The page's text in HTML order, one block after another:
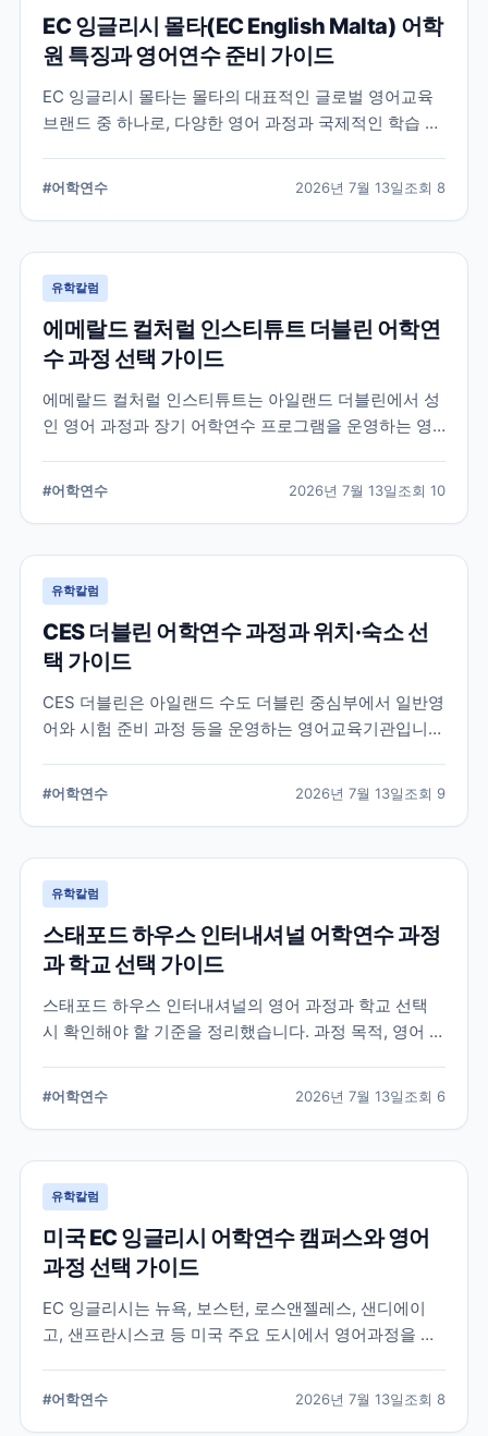
EC 잉글리시 몰타(EC English Malta) 어학
원 특징과 영어연수 준비 가이드
EC 잉글리시 몰타는 몰타의 대표적인 글로벌 영어교육
브랜드 중 하나로, 다양한 영어 과정과 국제적인 학습 환
습니다.
#어학연수 2026년 7월 13일조회 8
유학칼럼
에메랄드 컬처럴 인스티튜트 더블린 어학연
수 과정 선택 가이드
에메랄드 컬처럴 인스티튜트는 아일랜드 더블린에서 성
인 영어 과정과 장기 어학연수 프로그램을 운영하는 영
기준을 정리합니다.
#어학연수 2026년 7월 13일조회 10
유학칼럼
CES 더블린 어학연수 과정과 위치·숙소 선
택 가이드
CES 더블린은 아일랜드 수도 더블린 중심부에서 일반영
어와 시험 준비 과정 등을 운영하는 영어교육기관입니
#어학연수 2026년 7월 13일조회 9
유학칼럼
스태포드 하우스 인터내셔널 어학연수 과정
과 학교 선택 가이드
스태포드 하우스 인터내셔널의 영어 과정과 학교 선택
시 확인해야 할 기준을 정리했습니다. 과정 목적, 영어 수
#어학연수 2026년 7월 13일조회 6
유학칼럼
미국 EC 잉글리시 어학연수 캠퍼스와 영어
과정 선택 가이드
EC 잉글리시는 뉴욕, 보스턴, 로스앤젤레스, 샌디에이
고, 샌프란시스코 등 미국 주요 도시에서 영어과정을 안
할 내용을 정리합니다.
#어학연수 2026년 7월 13일조회 8